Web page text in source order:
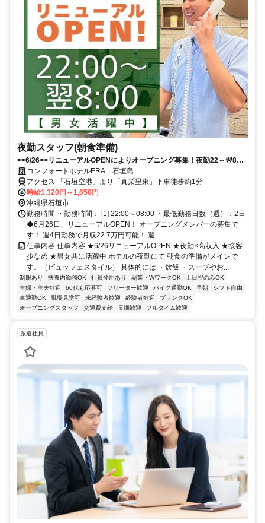
夜勤スタッフ(朝食準備)
<<6/26>>リニューアルOPENによりオープニング募集！夜勤22～翌8
時！1勤務/1.4万円以上！
コンフォートホテルERA 石垣島
アクセス 「石垣空港」より「真栄里東」下車徒歩約1分
時給1,320円～1,650円
沖縄県石垣市
勤務時間 ・勤務時間： [1] 22:00～08:00 ・最低勤務日数（週）：2日
◆6月26日、リニューアルOPEN！ オープニングメンバーの募集で
す！ 週4日勤務で月収22.7万円可能！ 週...
仕事内容 仕事内容 ★6/26リニューアルOPEN ★夜勤×高収入 ★接客
少なめ ★男女共に活躍中 ホテルの夜勤にて 朝食の準備がメインで
す。（ビュッフェスタイル） 具体的には ・炊飯 ・スープやお...
制服あり 扶養内勤務OK 社員登用あり 副業・WワークOK
土日祝のみOK
主婦・主夫歓迎
60代も応募可 フリーター歓迎 バイク通勤OK 早朝
シフト自由
車通勤OK
職場見学可 未経験者歓迎 経験者歓迎
ブランクOK
オープニングスタッフ
交通費支給 長期歓迎 フルタイム歓迎
派遣社員